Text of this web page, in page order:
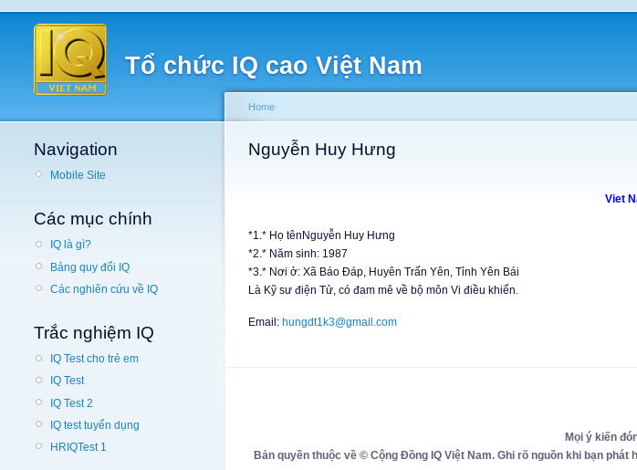
Tổ chức IQ cao Việt Nam
Navigation
Mobile Site
Các mục chính
IQ là gì?
Bảng quy đổi IQ
Các nghiên cứu về IQ
Trắc nghiệm IQ
IQ Test cho trẻ em
IQ Test
IQ Test 2
IQ test tuyển dụng
HRIQTest 1
Home
Nguyễn Huy Hưng
Viet
*1.* Họ tênNguyễn Huy Hưng
*2.* Năm sinh: 1987
*3.* Nơi ở: Xã Báo Đáp, Huyên Trấn Yên, Tỉnh Yên Bái
Là Kỹ sư điện Tử, có đam mê về bộ môn Vi điều khiển.
Email: hungdt1k3@gmail.com
Mọi ý kiến
Bản quyền thuộc về © Cộng Đồng IQ Việt Nam. Ghi rõ nguồn khi bạn